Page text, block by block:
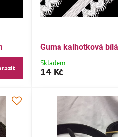
Guma kalhotková bílá
Skladem
14 Kč
VÝROBEK